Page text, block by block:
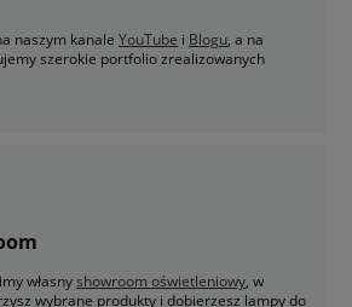
naszym kanale YouTube i Blogu, a na
szerokie portfolio zrealizowanych
własnyshowroom oświetleniowy, w
wybrane produkty i dobierzesz lampy do